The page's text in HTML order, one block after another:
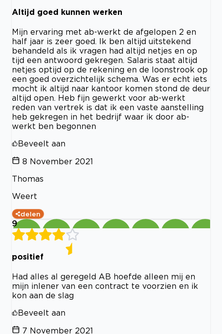
Altijd goed kunnen werken
Mijn ervaring met ab-werkt de afgelopen 2 en
half jaar is zeer goed. Ik ben altijd uitstekend
behandeld als ik vragen had altijd netjes en op
tijd een antwoord gekregen. Salaris staat altijd
netjes optijd op de rekening en de loonstrook op
een goed overzichtelijk schema. Was er echt iets
mocht ik altijd naar kantoor komen stond de deur
altijd open. Heb fijn gewerkt voor ab-werkt
reden van vertrek is dat ik een vaste aanstelling
heb gekregen in het bedrijf waar ik door ab-
werkt ben begonnen
Beveelt aan
8 November 2021
Thomas
Weert
delen
9
positief
Had alles al geregeld AB hoefde alleen mij en
mijn inlener van een contract te voorzien en ik
kon aan de slag
Beveelt aan
7 November 2021